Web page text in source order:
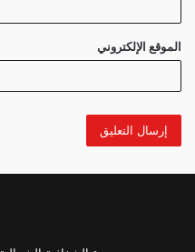
الموقع الإلكتروني